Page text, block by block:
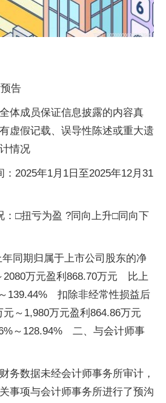
告
体成员保证信息披露的内容真
虚假记载、误导性陈述或重大遗
情况
：2025年1月1日至2025年12月31
：□扭亏为盈 ?同向上升□同向下
同期归属于上市公司股东的净
2080万元盈利868.70万元 比上
139.44% 扣除非经常性损益后
元～1,980万元盈利864.86万元
～128.94% 二、与会计师事
务数据未经会计师事务所审计，
事项与会计师事务所进行了预沟